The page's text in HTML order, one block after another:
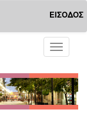
ΕΙΣΟΔΟΣ
Toggle